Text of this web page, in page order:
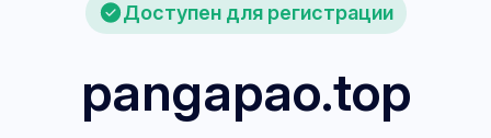
Доступен для регистрации
pangapao.top